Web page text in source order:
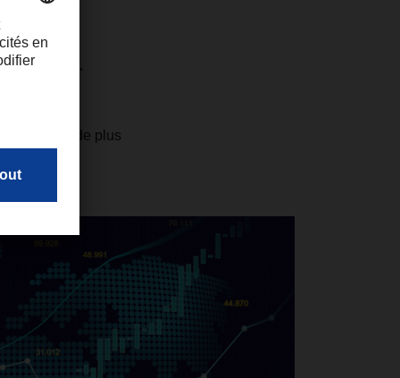
sur
» tend de plus